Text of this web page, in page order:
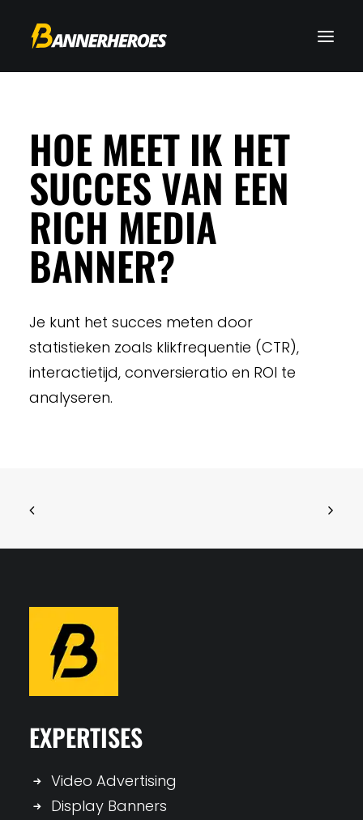
HOE MEET IK HET
SUCCES VAN EEN
RICH MEDIA
BANNER?
Je kunt het succes meten door
statistieken zoals klikfrequentie (CTR),
interactietijd, conversieratio en ROI te
analyseren.
EXPERTISES
Video Advertising
Display Banners